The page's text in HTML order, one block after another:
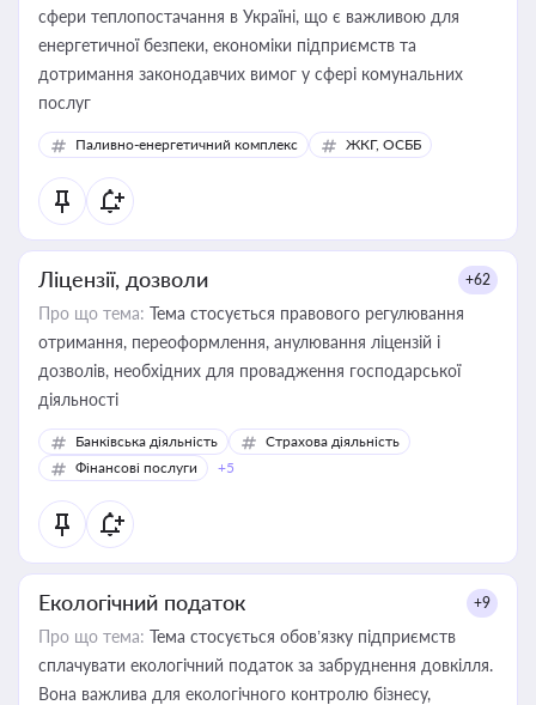
сфери теплопостачання в Україні, що є важливою для
енергетичної безпеки, економіки підприємств та
дотримання законодавчих вимог у сфері комунальних
послуг
Паливно-енергетичний комплекс ЖКГ, ОСББ
Ліцензії, дозволи +62
Про що тема: Тема стосується правового регулювання
отримання, переоформлення, анулювання ліцензій і
дозволів, необхідних для провадження господарської
діяльності
Банківська діяльність
Страхова діяльність
Фінансові послуги
+5
Екологічний податок +9
Про що тема: Тема стосується обов’язку підприємств
сплачувати екологічний податок за забруднення довкілля.
Вона важлива для екологічного контролю бізнесу,